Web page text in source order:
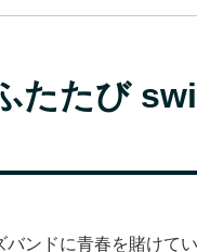
たたび
バンドに青春を賭けて